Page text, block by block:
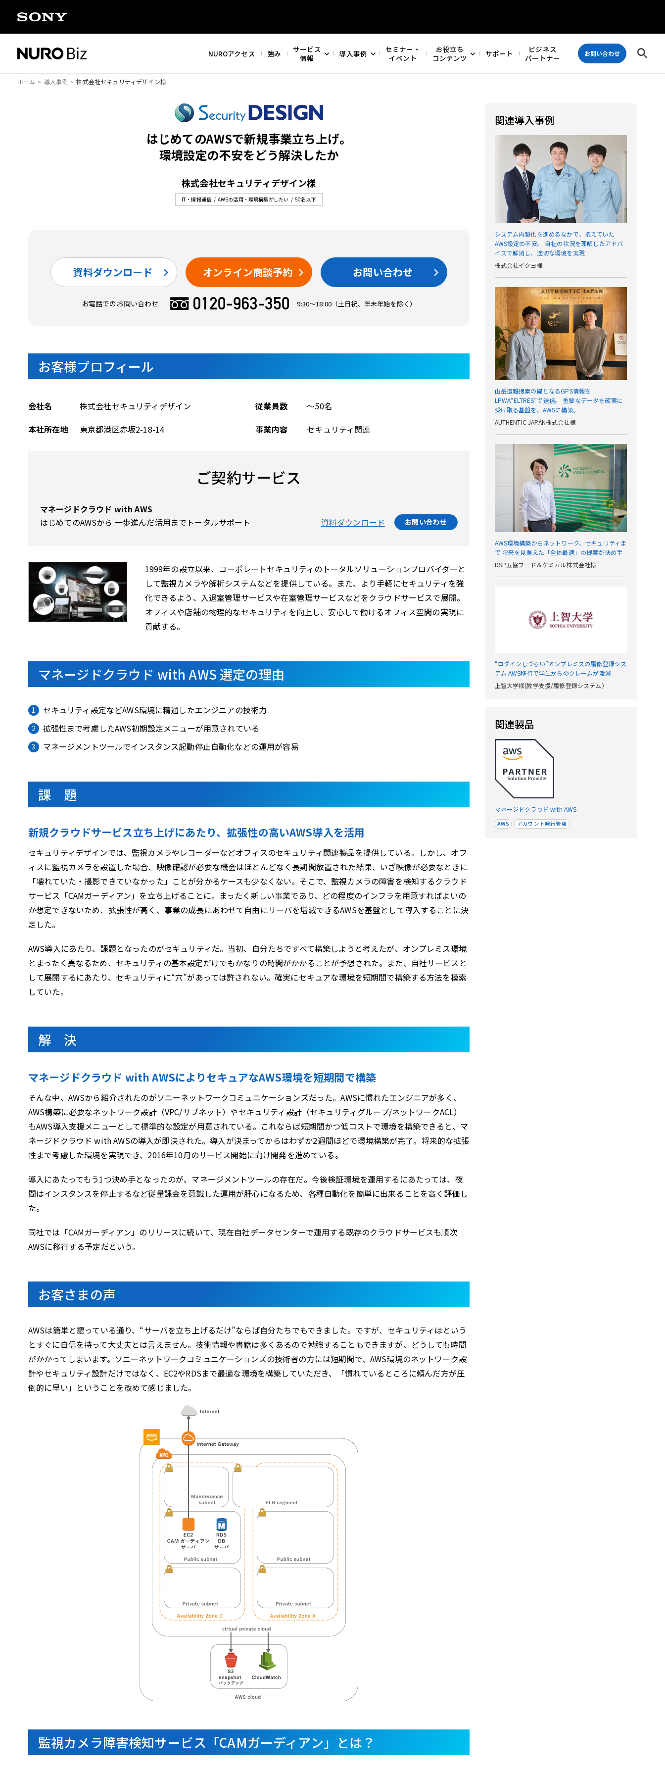
NUROアクセス 強み
サービス
情報
導入事例
セミナー・
イベント
お役立ち
コンテンツ
サポート
ビジネス
パートナー
お問い合わせ
ホーム 導入事例 株式会社セキュリティデザイン様
はじめてのAWSで新規事業立ち上げ。
環境設定の不安をどう解決したか
株式会社セキュリティデザイン様
IT・情報通信 AWSの活用・環境構築がしたい 50名以下
資料ダウンロード オンライン商談予約 お問い合わせ
お電話でのお問い合わせ 9:30〜18:00 （土日祝、年末年始を除く）
お客様プロフィール
会社名
株式会社セキュリティデザイン
本社所在地
東京都港区赤坂2-18-14
従業員数
～50名
事業内容
セキュリティ関連
ご契約サービス
マネージドクラウド with AWS
はじめてのAWSから 一歩進んだ活用までトータルサポート
資料ダウンロード お問い合わせ
1999年の設立以来、コーポレートセキュリティのトータルソリューションプロバイダーと
して監視カメラや解析システムなどを提供している。また、より手軽にセキュリティを強
化できるよう、入退室管理サービスや在室管理サービスなどをクラウドサービスで展開。
オフィスや店舗の物理的なセキュリティを向上し、安心して働けるオフィス空間の実現に
貢献する。
マネージドクラウド with AWS 選定の理由
セキュリティ設定などAWS環境に精通したエンジニアの技術力
拡張性まで考慮したAWS初期設定メニューが用意されている
マネージメントツールでインスタンス起動停止自動化などの運用が容易
課 題
新規クラウドサービス立ち上げにあたり、拡張性の高いAWS導入を活用
セキュリティデザインでは、監視カメラやレコーダーなどオフィスのセキュリティ関連製品を提供している。しかし、オフ
ィスに監視カメラを設置した場合、映像確認が必要な機会はほとんどなく長期間放置された結果、いざ映像が必要なときに
「壊れていた・撮影できていなかった」ことが分かるケースも少なくない。そこで、監視カメラの障害を検知するクラウド
サービス「CAMガーディアン」を立ち上げることに。まったく新しい事業であり、どの程度のインフラを用意すればよいの
か想定できないため、拡張性が高く、事業の成長にあわせて自由にサーバを増減できるAWSを基盤として導入することに決
定した。
AWS導入にあたり、課題となったのがセキュリティだ。当初、自分たちですべて構築しようと考えたが、オンプレミス環境
とまったく異なるため、セキュリティの基本設定だけでもかなりの時間がかかることが予想された。また、自社サービスと
して展開するにあたり、セキュリティに“穴”があっては許されない。確実にセキュアな環境を短期間で構築する方法を模索
していた。
解 決
マネージドクラウド with AWSによりセキュアなAWS環境を短期間で構築
そんな中、AWSから紹介されたのがソニーネットワークコミュニケーションズだった。AWSに慣れたエンジニアが多く、
AWS構築に必要なネットワーク設計（VPC/サブネット）やセキュリティ設計（セキュリティグループ/ネットワークACL）
もAWS導入支援メニューとして標準的な設定が用意されている。これならば短期間かつ低コストで環境を構築できると、マ
ネージドクラウド with AWSの導入が即決された。導入が決まってからはわずか2週間ほどで環境構築が完了。将来的な拡張
性まで考慮した環境を実現でき、2016年10月のサービス開始に向け開発を進めている。
導入にあたってもう1つ決め手となったのが、マネージメントツールの存在だ。今後検証環境を運用するにあたっては、夜
間はインスタンスを停止するなど従量課金を意識した運用が肝心になるため、各種自動化を簡単に出来ることを高く評価し
た。
同社では「CAMガーディアン」のリリースに続いて、現在自社データセンターで運用する既存のクラウドサービスも順次
AWSに移行する予定だという。
お客さまの声
AWSは簡単と謳っている通り、“サーバを立ち上げるだけ”ならば自分たちでもできました。ですが、セキュリティはという
とすぐに自信を持って大丈夫とは言えません。技術情報や書籍は多くあるので勉強することもできますが、どうしても時間
がかかってしまいます。ソニーネットワークコミュニケーションズの技術者の方には短期間で、AWS環境のネットワーク設
計やセキュリティ設計だけではなく、EC2やRDSまで最適な環境を構築していただき、「慣れているところに頼んだ方が圧
倒的に早い」ということを改めて感じました。
監視カメラ障害検知サービス「CAMガーディアン」とは？
関連導入事例
システム内製化を進めるなかで、抱えていた
AWS設定の不安。 自社の状況を理解したアドバ
イスで解消し、適切な環境を実現
株式会社イクヨ様
山岳遭難捜索の礎となるGPS情報を
LPWA“ELTRES”で送信。 重要なデータを確実に
受け取る基盤を、AWSに構築。
AUTHENTIC JAPAN株式会社様
AWS環境構築からネットワーク、セキュリティま
で 将来を見据えた「全体最適」の提案が決め手
DSP五協フード＆ケミカル株式会社様
“ログインしづらい”オンプレミスの履修登録シス
テム AWS移行で学生からのクレームが激減
上智大学様(教学支援/履修登録システム）
関連製品
マネージドクラウド with AWS
AWS アカウント発行管理